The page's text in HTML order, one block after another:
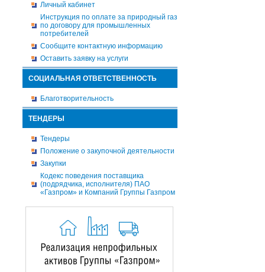
Личный кабинет
Инструкция по оплате за природный газ
по договору для промышленных
потребителей
Сообщите контактную информацию
Оставить заявку на услуги
СОЦИАЛЬНАЯ ОТВЕТСТВЕННОСТЬ
Благотворительность
ТЕНДЕРЫ
Тендеры
Положение о закупочной деятельности
Закупки
Кодекс поведения поставщика
(подрядчика, исполнителя) ПАО
«Газпром» и Компаний Группы Газпром